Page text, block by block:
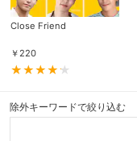
Close Friend
￥ 220
除外キーワードで絞り込む